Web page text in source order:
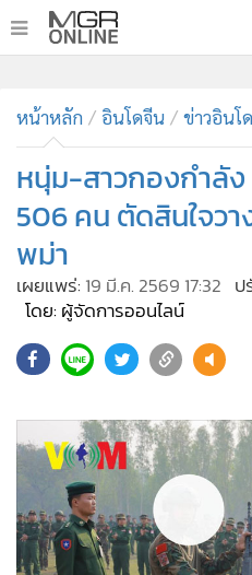
• ทันเหตุการณ์
• ภาคใต้
• ภูมิภาค
• Online Section
• บันเทิง
• ผู้จัดการรายวัน
คอลัมนิสต์
• ละคร
• Cyber BIZ
• ผู้จัดกวน
Good health & Well-being
• Green Innovation & SD
• Management & HR
หน้าหลัก
หนุ่ม-สาวกองกำลัง
506 คน ตัดสินใจวา
พม่า
โดย: ผู้จัดการออนไลน์